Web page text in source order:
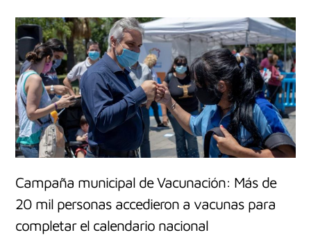
Campaña municipal de Vacunación: Más de
20 mil personas accedieron a vacunas para
completar el calendario nacional